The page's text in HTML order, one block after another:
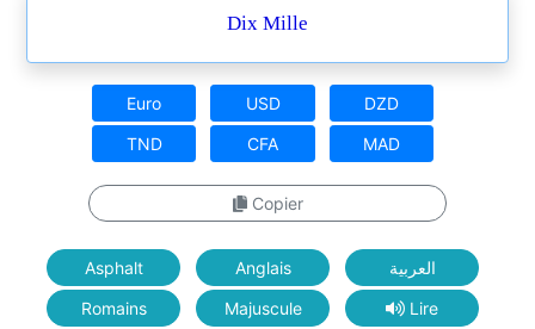
Dix Mille
Euro USD
DZD
TND
CFA MAD
Copier
Asphalt Anglais
العربية
Romains
Majuscule Lire